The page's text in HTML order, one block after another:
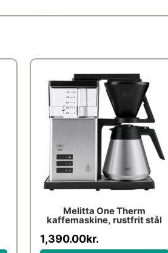
Melitta One Therm
kaffemaskine, rustfrit stål
1,390.00kr.